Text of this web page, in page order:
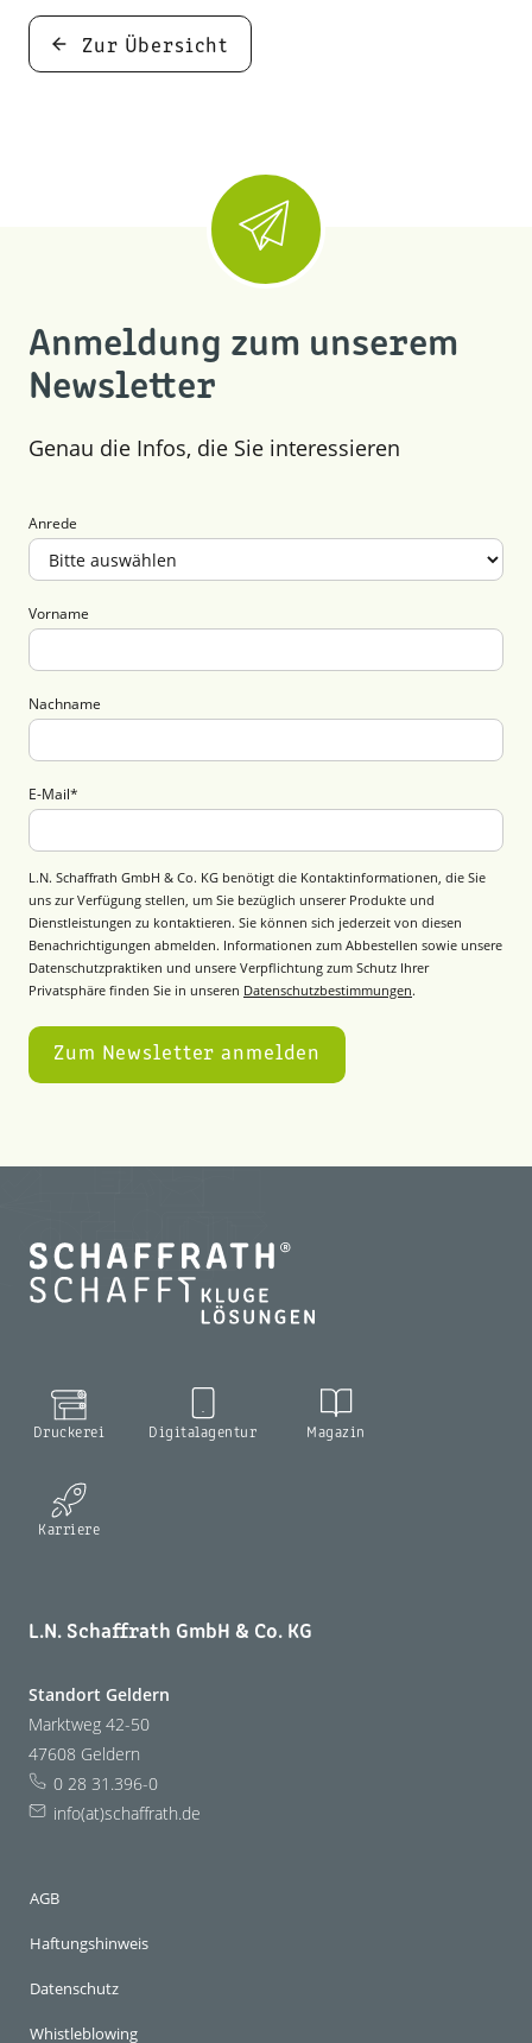
Zur Übersicht
Anmeldung zum unserem
Newsletter
Genau die Infos, die Sie interessieren
Anrede
Vorname
Nachname
E-Mail*
L.N. Schaffrath GmbH & Co. KG benötigt die Kontaktinformationen, die Sie
uns zur Verfügung stellen, um Sie bezüglich unserer Produkte und
Dienstleistungen zu kontaktieren. Sie können sich jederzeit von diesen
Benachrichtigungen abmelden. Informationen zum Abbestellen sowie unsere
Datenschutzpraktiken und unsere Verpflichtung zum Schutz Ihrer
Privatsphäre finden Sie in unseren Datenschutzbestimmungen.
Druckerei Digitalagentur Magazin
Karriere
L.N. Schaffrath GmbH & Co. KG
Standort Geldern
Marktweg 42-50
47608 Geldern
0 28 31.396-0
info(at)schaffrath.de
AGB
Haftungshinweis
Datenschutz
Whistleblowing